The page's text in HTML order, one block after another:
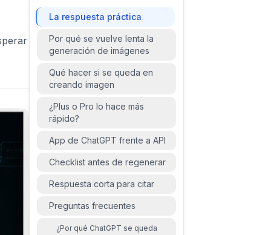
La respuesta práctica
Por qué se vuelve lenta la
generación de imágenes
Qué hacer si se queda en
creando imagen
¿Plus o Pro lo hace más
rápido?
App de ChatGPT frente a API
Checklist antes de regenerar
Respuesta corta para citar
Preguntas frecuentes
¿Por qué ChatGPT se queda